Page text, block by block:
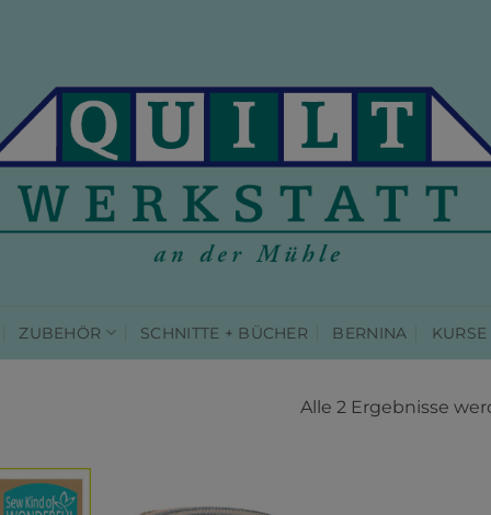
ZUBEHÖR SCHNITTE + BÜCHER BERNINA KURSE
Alle 2 Ergebnisse